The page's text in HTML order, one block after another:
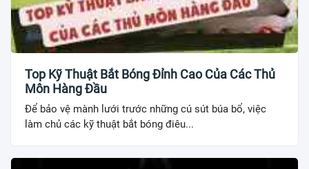
Top Kỹ Thuật Bắt Bóng Đỉnh Cao Của Các Thủ
Môn Hàng Đầu
Để bảo vệ mành lưới trước những cú sút búa bổ, việc
làm chủ các kỹ thuật bắt bóng điêu...